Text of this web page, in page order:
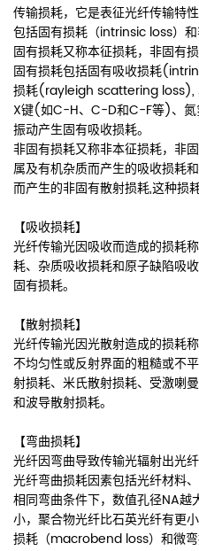
传输损耗，它是表征光纤传输特
包括固有损耗（intrinsic loss）
固有损耗又称本征损耗，非固有
固有损耗包括固有吸收损耗
损耗(rayleigh scattering loss),
X键(如C-H、C-D和C-F等)、
振动产生固有吸收损耗。
非固有损耗又称非本征损耗，非
属及有机杂质而产生的吸收损耗
而产生的非固有散射损耗,这种损
【吸收损耗】
光纤传输光因吸收而造成的损耗
耗、杂质吸收损耗和原子缺陷吸
固有损耗。
【散射损耗】
光纤传输光因光散射造成的损耗
不均匀性或反射界面的粗糙或不
射损耗、米氏散射损耗、受激喇
和波导散射损耗。
【弯曲损耗】
光纤因弯曲导致传输光辐射出光
光纤弯曲损耗因素包括光纤材料
相同弯曲条件下，数值孔径NA
小，聚合物光纤比石英光纤有更
损耗（macrobend loss）和微